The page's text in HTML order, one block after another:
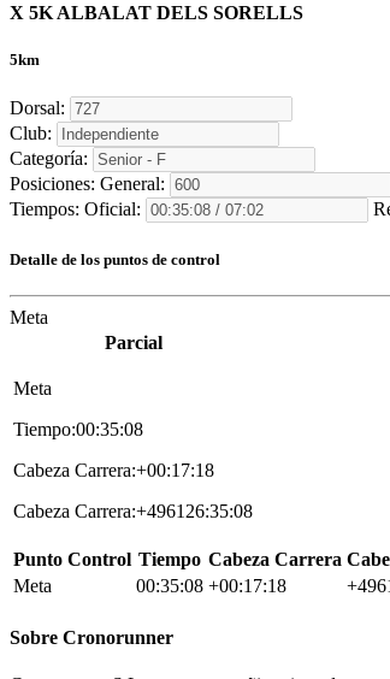
X 5K ALBALAT DELS SORELLS
5km
Dorsal:
Club:
Categoría:
Posiciones: General:
Tiempos: Oficial:
Detalle de los puntos de control
Meta
Parcial
Meta
Tiempo:00:35:08
Cabeza Carrera:+00:17:18
Cabeza Carrera:+496126:35:08
Punto Control Tiempo Cabeza Carrera
Meta
00:35:08 +00:17:18
Sobre Cronorunner